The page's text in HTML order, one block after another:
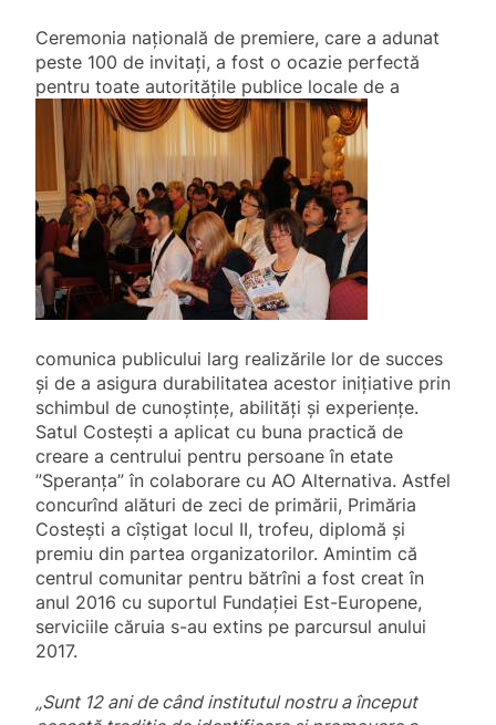
Ceremonia națională de premiere, care a adunat
peste 100 de invitați, a fost o ocazie perfectă
pentru toate autorităţile publice locale de a
comunica publicului larg realizările lor de succes
şi de a asigura durabilitatea acestor iniţiative prin
schimbul de cunoştinţe, abilităţi şi experienţe.
Satul Costești a aplicat cu buna practică de
creare a centrului pentru persoane în etate
”Speranța” în colaborare cu AO Alternativa. Astfel
concurînd alături de zeci de primării, Primăria
Costești a cîștigat locul II, trofeu, diplomă și
premiu din partea organizatorilor. Amintim că
centrul comunitar pentru bătrîni a fost creat în
anul 2016 cu suportul Fundației Est-Europene,
serviciile căruia s-au extins pe parcursul anului
2017.
„Sunt 12 ani de când institutul nostru a început